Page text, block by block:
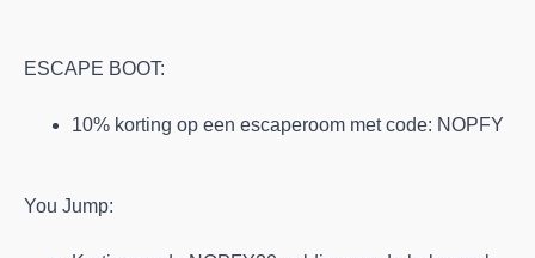
ESCAPE BOOT:
10% korting op een escaperoom met code: NOPFY
You Jump: